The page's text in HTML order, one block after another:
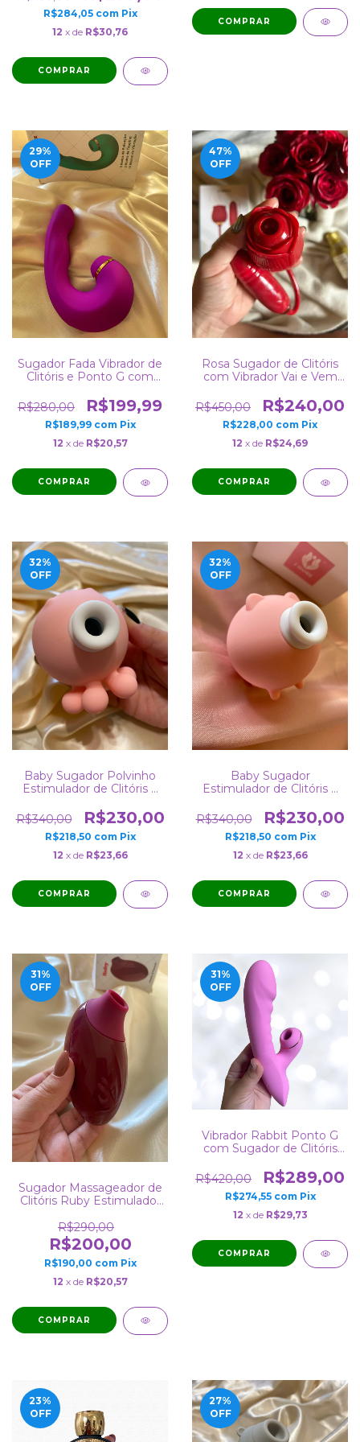
R$284,05 com Pix
12 x de R$30,76
COMPRAR
29%
OFF
Sugador Fada Vibrador de
Clitóris e Ponto G com
Recarregável e 100% A
Prova de Água
R$280,00 R$199,99
R$189,99 com Pix
12 x de R$20,57
COMPRAR
47%
OFF
Rosa Sugador de Clitóris
com Vibrador Vai e Vem
R$450,00
R$240,00
R$228,00 com Pix
12 x de R$24,69
COMPRAR
32%
OFF
Baby Sugador Polvinho
Estimulador de Clitóris e
Recarregável
R$340,00 R$230,00
R$218,50 com Pix
12 x de R$23,66
32%
OFF
Baby Sugador
Estimulador de Clitóris e
Recarregável
R$340,00 R$230,00
R$218,50 com Pix
12 x de R$23,66
31%
OFF
Sugador Massageador de
Clitóris Ruby Estimulador
R$290,00
R$200,00
R$190,00 com Pix
12 x de R$20,57
31%
OFF
Vibrador Rabbit Ponto G
com Sugador de Clitóris
R$420,00
R$289,00
R$274,55 com Pix
12 x de R$29,73
23%
OFF
27%
OFF